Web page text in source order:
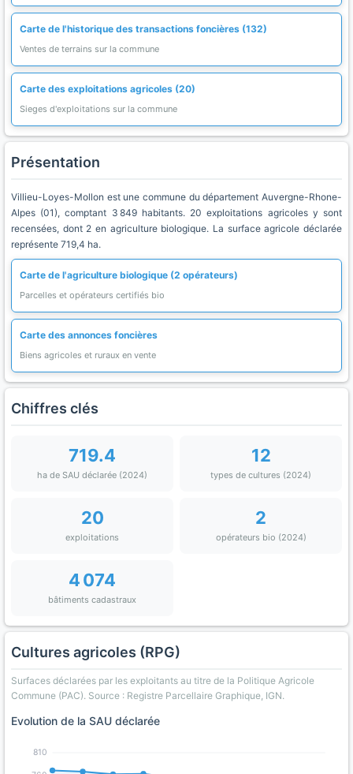
Carte de l'historique des transactions foncières (132)
Ventes de terrains sur la commune
Carte des exploitations agricoles (20)
Sieges d'exploitations sur la commune
Présentation
Villieu-Loyes-Mollon est une commune du département Auvergne-Rhone-
Alpes (01), comptant 3 849 habitants. 20 exploitations agricoles y sont
recensées, dont 2 en agriculture biologique. La surface agricole déclarée
représente 719,4 ha.
Carte de l'agriculture biologique (2 opérateurs)
Parcelles et opérateurs certifiés bio
Carte des annonces foncières
Biens agricoles et ruraux en vente
Chiffres clés
719.4
ha de SAU déclarée (2024)
12
types de cultures (2024)
20
exploitations
2
opérateurs bio (2024)
4 074
bâtiments cadastraux
Cultures agricoles (RPG)
Surfaces déclarées par les exploitants au titre de la Politique Agricole
Commune (PAC). Source : Registre Parcellaire Graphique, IGN.
Evolution de la SAU déclarée
810